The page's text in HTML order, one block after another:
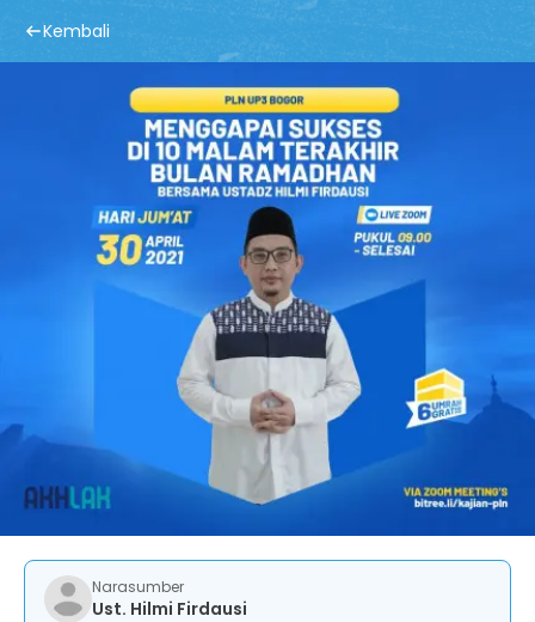
Kembali
Narasumber
Ust. Hilmi Firdausi